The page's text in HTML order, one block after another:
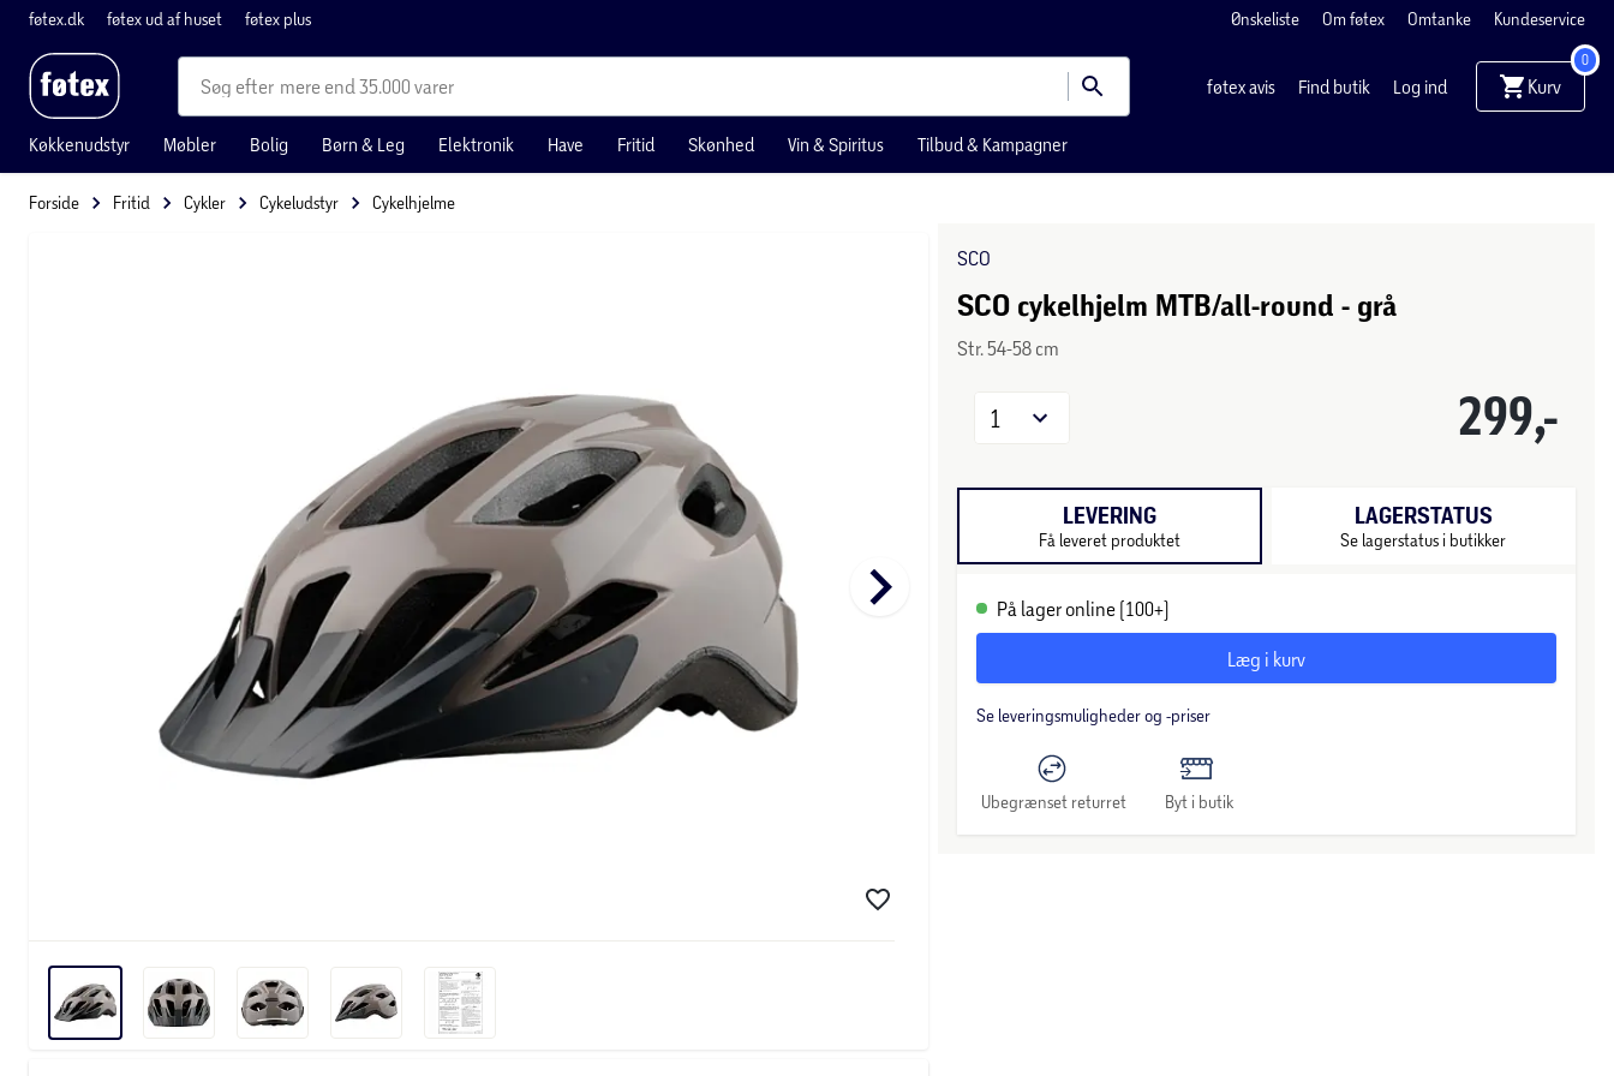
føtex.dk føtex ud af huset føtex plus Ønskeliste Om føtex Omtanke Kundeservice
mere end 35.000 varer føtex avis Find butik Log ind Kurv
0
Køkkenudstyr Møbler Bolig Børn & Leg Elektronik Have Fritid Skønhed Vin & Spiritus Tilbud & Kampagner
Forside Fritid Cykler Cykeludstyr Cykelhjelme
keyboard_arrow_right
SCO
SCO cykelhjelm MTB/all-round - grå
Str. 54-58 cm
299,-
1
LEVERING
Få leveret produktet
LAGERSTATUS
Se lagerstatus i butikker
På lager online (100+)
Læg i kurv
Se leveringsmuligheder og -priser
Ubegrænset returret Byt i butik